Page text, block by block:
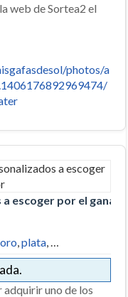
web de Sortea2 el
photos/a
escoger por el
oro,plata, …
adquirir uno de los